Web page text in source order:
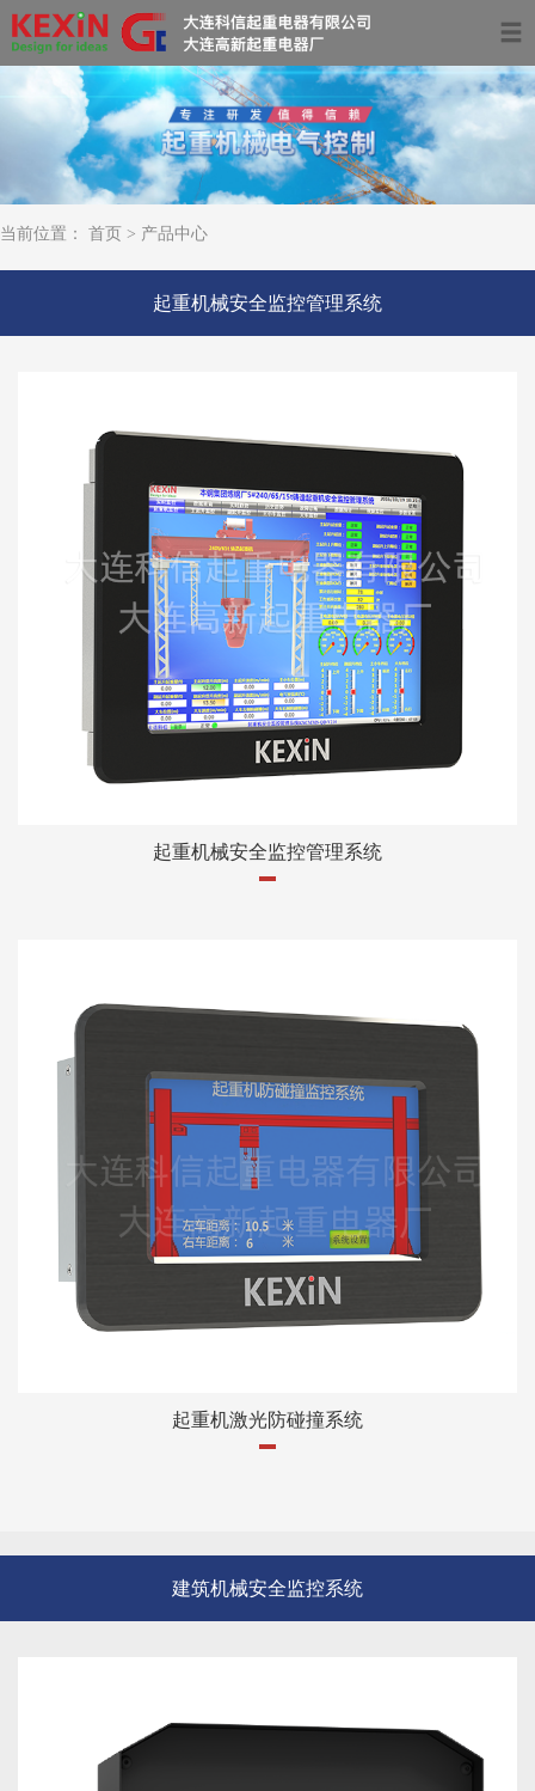
首页
关于我们
产品中心
当前位置： 首页 > 产品中心
起重机械安全监控管理系统
起重机械安全监控管理系统
起重机激光防碰撞系统
建筑机械安全监控系统